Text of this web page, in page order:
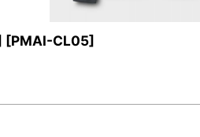
[PMAI-CL05]